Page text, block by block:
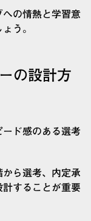
の情熱と学習意
う。
の設計方
ド感のある選考
ら選考、内定承
することが重要